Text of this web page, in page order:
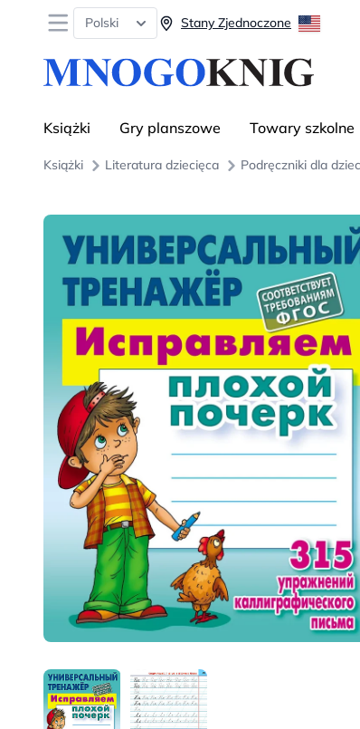
Open menu
Polski Stany Zjednoczone
Książki Gry planszowe Towary szkolne
Książki Literatura dziecięca Podręczniki dla